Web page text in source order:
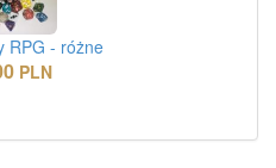
RPG - różne
PLN